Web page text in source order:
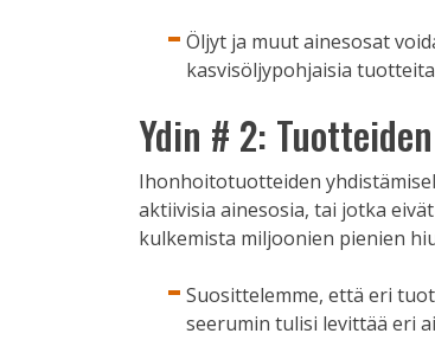
Öljyt ja muut ainesosat
kasvisöljypohjaisia
Ydin # 2:
Ihonhoitotuotteiden
aktiivisia ainesosia, tai jotka
kulkemista miljoonien pienien
Suosittelemme, että eri
seerumin tulisi levittää eri